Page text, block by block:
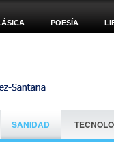
POESÍA
SANIDAD